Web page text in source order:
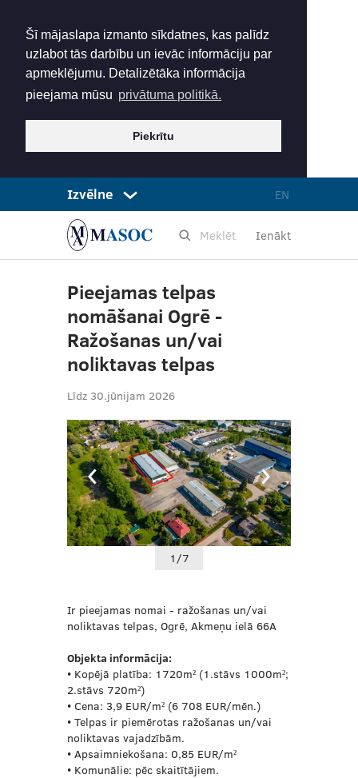
Šī mājaslapa izmanto sīkdatnes, kas palīdz
uzlabot tās darbību un ievāc informāciju par
apmeklējumu. Detalizētāka informācija
pieejama mūsu privātuma politikā.
Piekrītu
Izvēlne EN
Ienākt
Pieejamas telpas
nomāšanai Ogrē -
Ražošanas un/vai
noliktavas telpas
Līdz 30.jūnijam 2026
1/7
Ir pieejamas nomai - ražošanas un/vai
noliktavas telpas, Ogrē, Akmeņu ielā 66A
Objekta informācija:
• Kopējā platība: 1720m² (1.stāvs 1000m²;
2.stāvs 720m²)
• Cena: 3,9 EUR/m² (6 708 EUR/mēn.)
• Telpas ir piemērotas ražošanas un/vai
noliktavas vajadzībām.
• Apsaimniekošana: 0,85 EUR/m²
• Komunālie: pēc skaitītājiem.